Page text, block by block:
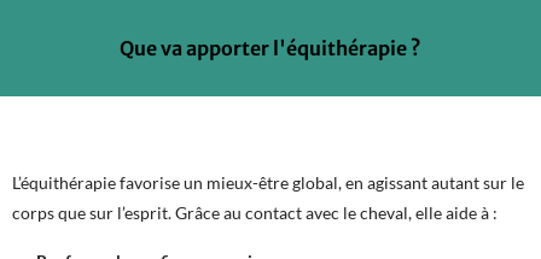
Que va apporter l'équithérapie ?
L’équithérapie favorise un mieux-être global, en agissant autant sur le
corps que sur l’esprit. Grâce au contact avec le cheval, elle aide à :